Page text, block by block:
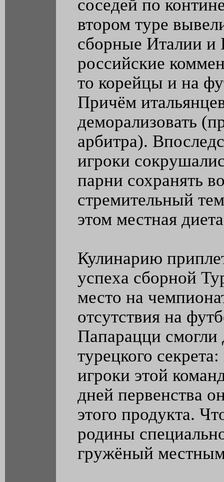
соседей по
втором туре
сборные Италии и
российские
то корейцы и на
Причём
деморализовать
арбитра).
игроки
парни сохранять
стремительный
этом местная
Кулинарию
успеха сборной
место на
отсутствия на
Папарацци смогли
турецкого
игроки этой
дней первенства
этого продукта.
родины
гружёный